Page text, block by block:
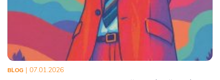
BLOG | 07.01.2026